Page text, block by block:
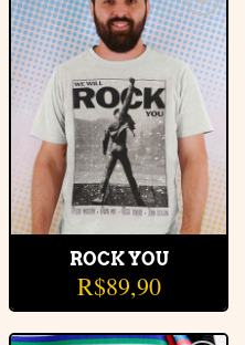
Adicionar
à lista de
desejos
ROCK YOU
R$89,90